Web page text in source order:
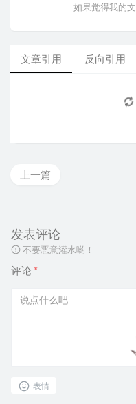
如果觉得我的
文章引用 反向引用
上一篇
发表评论
不要恶意灌水哟！
评论 *
表情